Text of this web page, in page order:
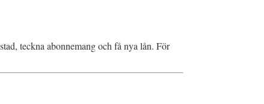
teckna abonnemang och få nya lån. För